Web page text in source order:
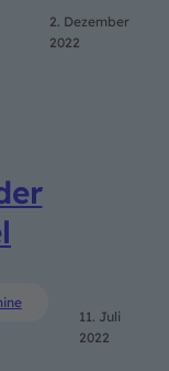
2. Dezember
2022
11. Juli
2022